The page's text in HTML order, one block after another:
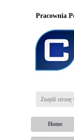
Pracownia
Home